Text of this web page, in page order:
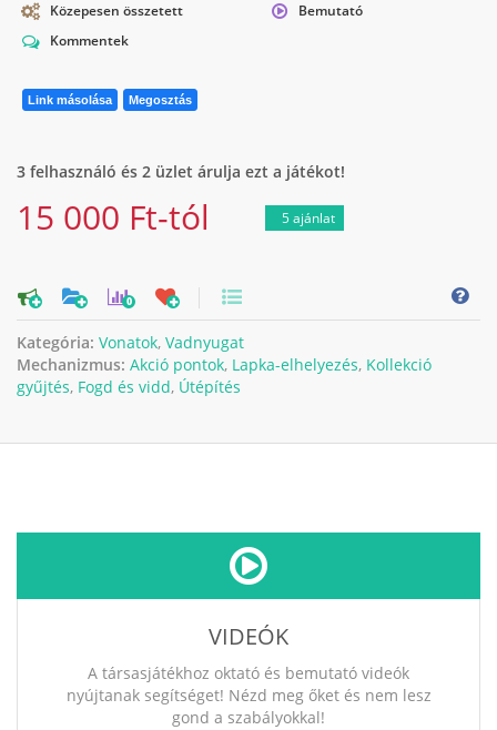
Közepesen összetett
Bemutató
Kommentek
Link másolása Megosztás
3 felhasználó és 2 üzlet árulja ezt a játékot!
15 000 Ft-tól 5 ajánlat
0
Kategória: Vonatok, Vadnyugat
Mechanizmus: Akció pontok, Lapka-elhelyezés, Kollekció
gyűjtés, Fogd és vidd, Útépítés
VIDEÓK
A társasjátékhoz oktató és bemutató videók
nyújtanak segítséget! Nézd meg őket és nem lesz
gond a szabályokkal!